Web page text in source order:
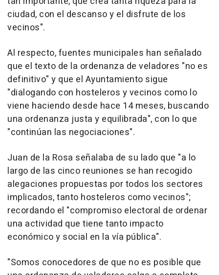
ciudad, con el descanso y el disfrute de los
vecinos".
Al respecto, fuentes municipales han señalado
que el texto de la ordenanza de veladores "no es
definitivo" y que el Ayuntamiento sigue
"dialogando con hosteleros y vecinos como lo
viene haciendo desde hace 14 meses, buscando
una ordenanza justa y equilibrada", con lo que
"continúan las negociaciones".
Juan de la Rosa señalaba de su lado que "a lo
largo de las cinco reuniones se han recogido
alegaciones propuestas por todos los sectores
implicados, tanto hosteleros como vecinos";
recordando el "compromiso electoral de ordenar
una actividad que tiene tanto impacto
económico y social en la vía pública".
"Somos conocedores de que no es posible que